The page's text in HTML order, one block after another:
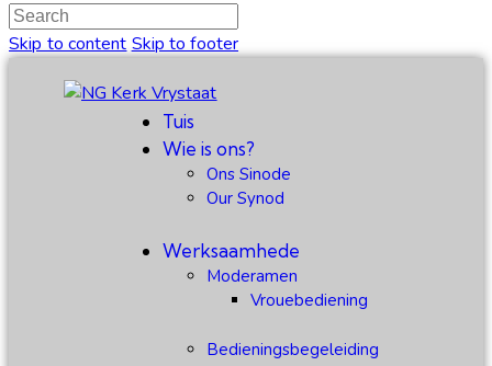
Skip to content Skip to footer
Tuis
Wie is ons?
Ons Sinode
Our Synod
Werksaamhede
Moderamen
Vrouebediening
Bedieningsbegeleiding